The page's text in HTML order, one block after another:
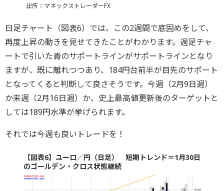
出所：マネックストレーダーFX
日足チャート（図表6）では、この2週間で底固めをして、
再度上昇の動きを見せてきたことがわかります。週足チャ
ートで引いた青のサポートラインがサポートラインとなり
ますが、既に離れつつあり、184円台前半が目先のサポート
となってくると判断して良さそうです。今週（2月9日週）
か来週（2月16日週）か、史上最高値更新後のターゲットと
しては189円水準が挙げられます。
それでは今週も良いトレードを！
【図表6】ユーロ／円（日足） 短期トレンド＝1月30日
のゴールデン・クロス状態継続